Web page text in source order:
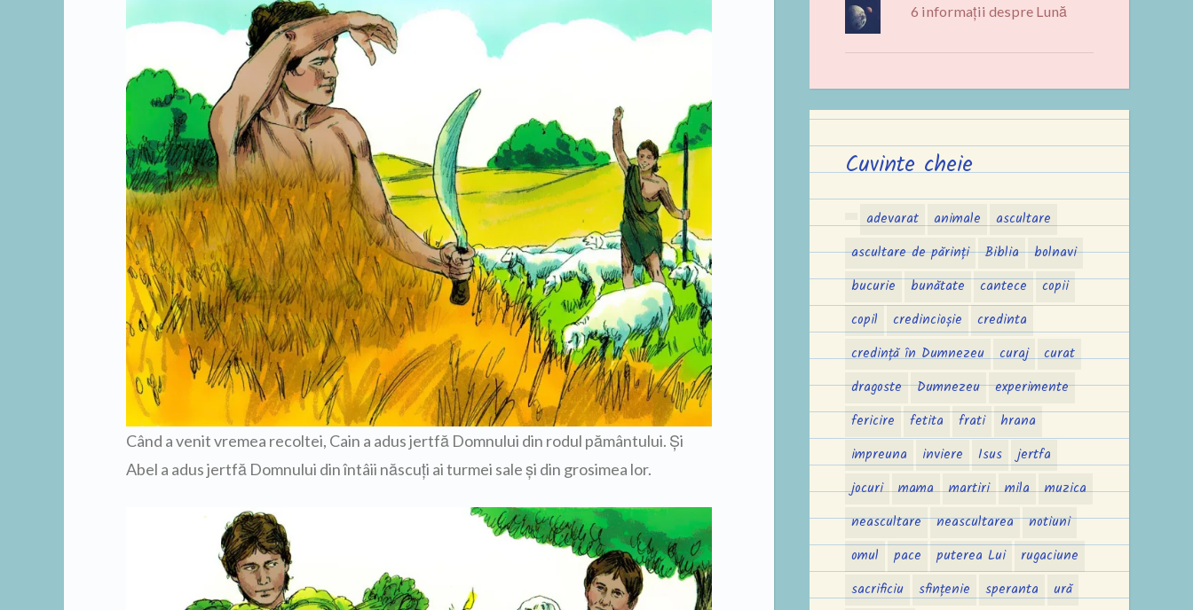
Când a venit vremea recoltei, Cain a adus jertfă Domnului din rodul pământului. Şi
Abel a adus jertfă Domnului din întâii născuţi ai turmei sale şi din grosimea lor.
6 informații despre Lună
Cuvinte cheie
adevarat animale
ascultare
ascultare de părinți
Biblia
bolnavi
bucurie
bunătate cantece
copii
copil
credincioșie
credinta
credință în Dumnezeu
curaj
curat
dragoste
Dumnezeu
experimente
fericire
fetita frati
hrana
impreuna
inviere Isus
jertfa
jocuri
mama martiri mila
muzica
neascultare
neascultarea
notiuni
omul
pace puterea Lui
rugaciune
sacrificiu
sfințenie speranta
ură